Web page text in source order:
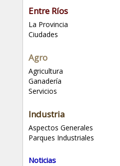
Entre Ríos
La Provincia
Ciudades
Agro
Agricultura
Ganadería
Servicios
Industria
Aspectos Generales
Parques Industriales
Noticias